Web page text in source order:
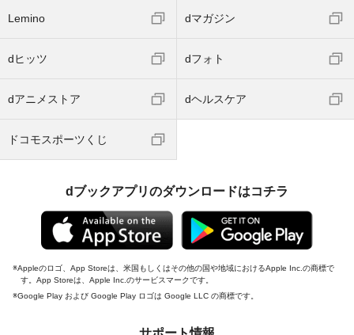
Lemino dマガジン
dヒッツ dフォト
dアニメストア dヘルスケア
ドコモスポーツくじ
dブックアプリのダウンロードはコチラ
Appleのロゴ、App Storeは、米国もしくはその他の国や地域におけるApple Inc.の商標で
す。App Storeは、Apple Inc.のサービスマークです。
Google Play および Google Play ロゴは Google LLC の商標です。